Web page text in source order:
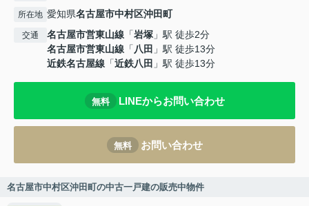
所在地 愛知県名古屋市中村区沖田町
交通 名古屋市営東山線 「岩塚 」駅 徒歩2分
名古屋市営東山線 「八田 」駅 徒歩13分
近鉄名古屋線 「近鉄八田 」駅 徒歩13分
無料 LINEからお問い合わせ
無料 お問い合わせ
名古屋市中村区沖田町の中古一戸建の販売中物件